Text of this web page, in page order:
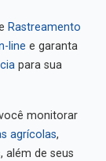
Rastreamento
line e garanta
para sua
monitorar
agrícolas,
além de seus